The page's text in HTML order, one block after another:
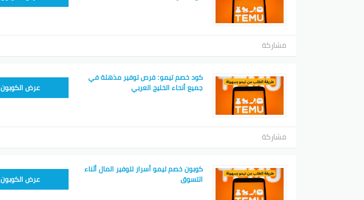
مشاركة
كود خصم تيمو: فرص توفير مذهلة في
جميع أنحاء الخليج العربي
TEM34عرض الكوبون
مشاركة
كوبون خصم تيمو أسرار لتوفير المال أثناء
التسوق
TEM34عرض الكوبون